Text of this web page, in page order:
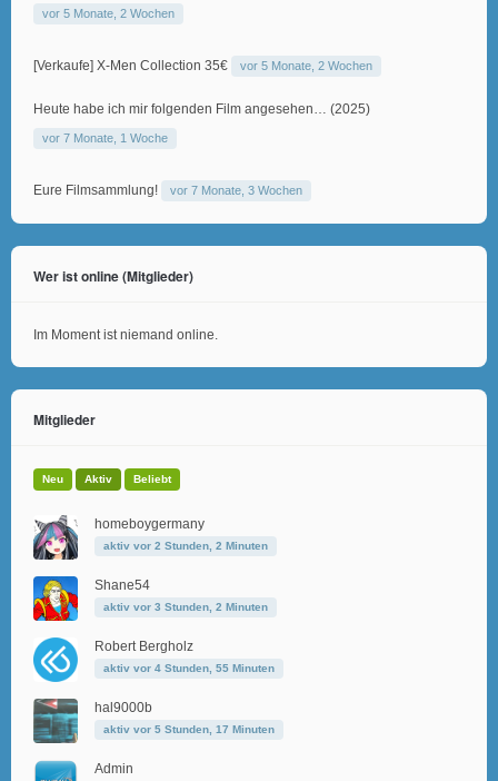
vor 5 Monate, 2 Wochen
[Verkaufe] X-Men Collection 35€ vor 5 Monate, 2 Wochen
Heute habe ich mir folgenden Film angesehen… (2025)
vor 7 Monate, 1 Woche
Eure Filmsammlung! vor 7 Monate, 3 Wochen
Wer ist online (Mitglieder)
Im Moment ist niemand online.
Mitglieder
Neu Aktiv Beliebt
homeboygermany
aktiv vor 2 Stunden, 2 Minuten
Shane54
aktiv vor 3 Stunden, 2 Minuten
Robert Bergholz
aktiv vor 4 Stunden, 55 Minuten
hal9000b
aktiv vor 5 Stunden, 17 Minuten
Admin